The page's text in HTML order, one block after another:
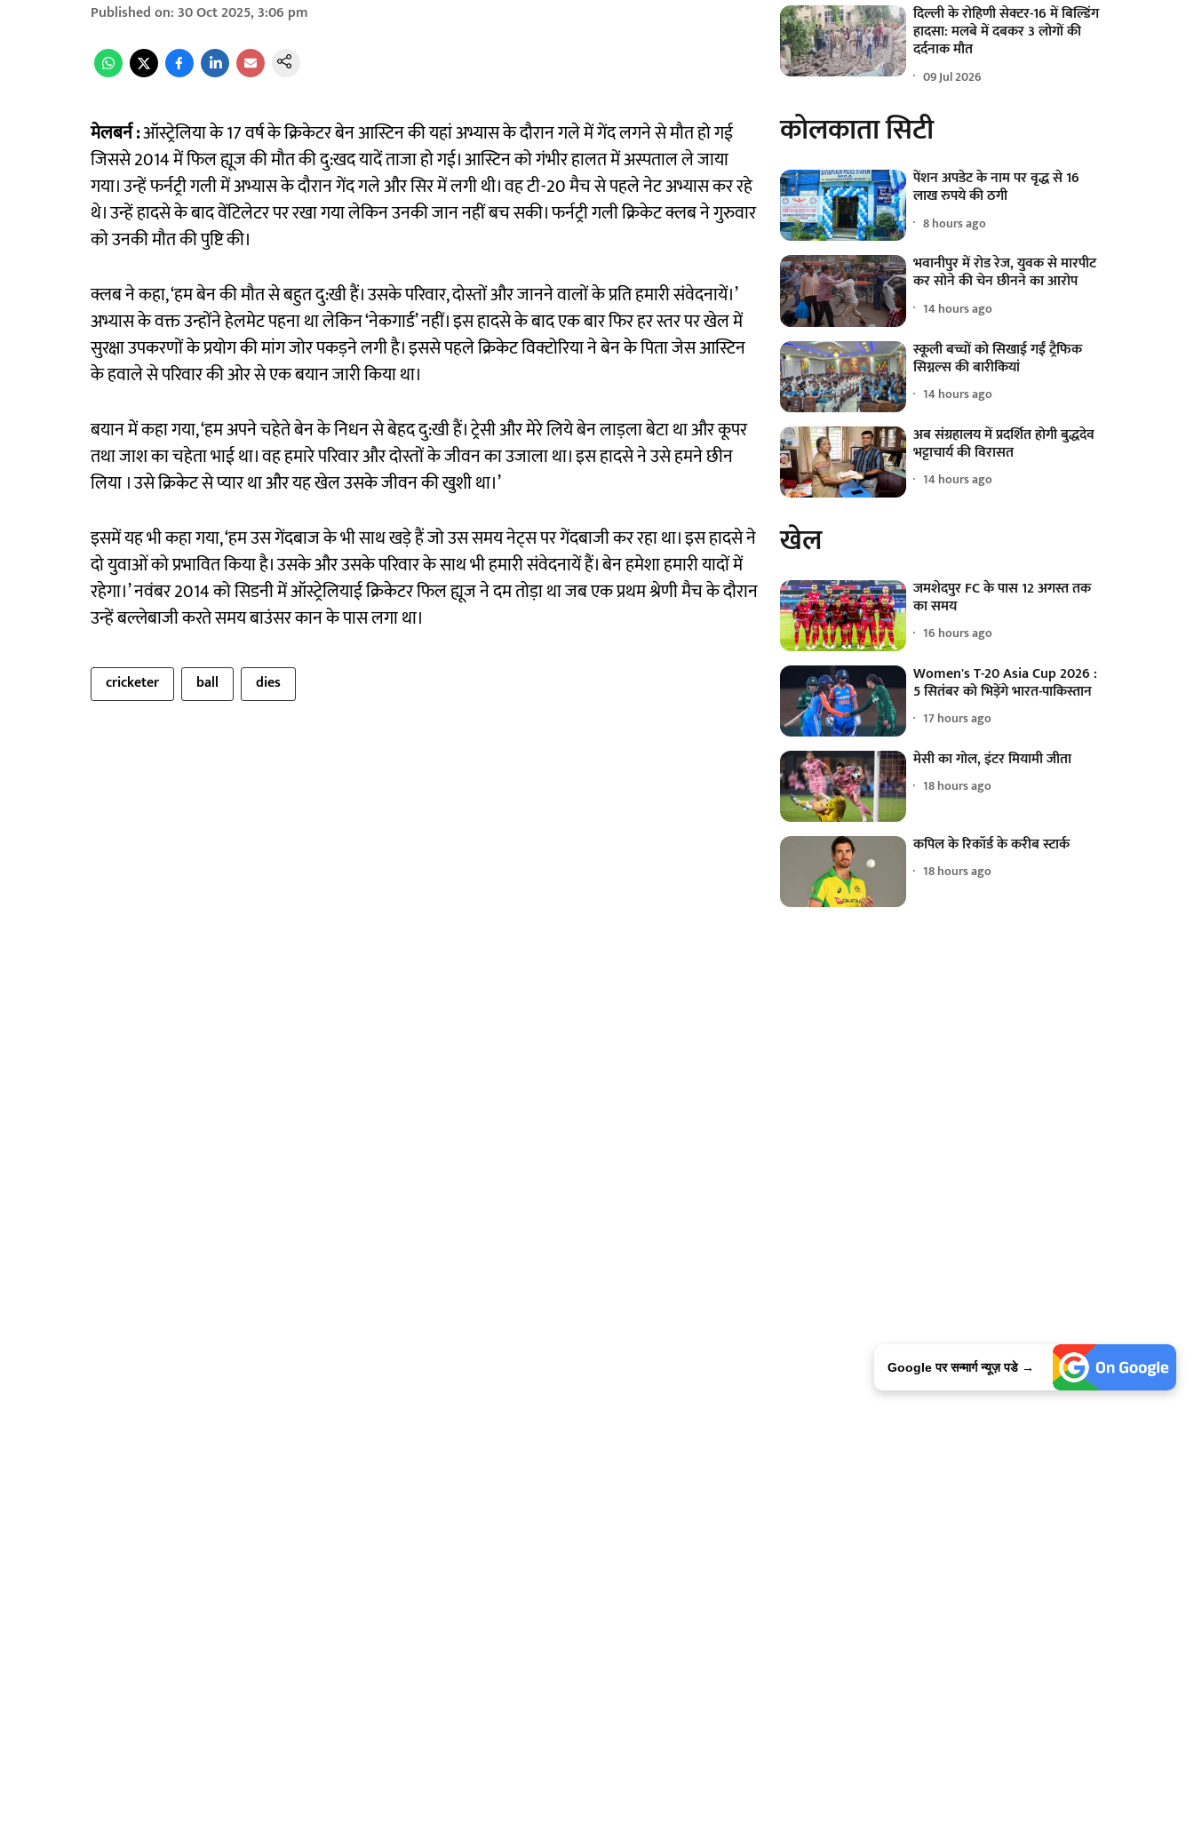
Published on:30 Oct 2025, 3:06 pm
मेलबर्न :ऑस्ट्रेलिया के 17 वर्ष के क्रिकेटर बेन आस्टिन की यहां अभ्यास के दौरान गले में गेंद लगने से मौत हो गई
जिससे 2014 में फिल ह्यूज की मौत की दु:खद यादें ताजा हो गई। आस्टिन को गंभीर हालत में अस्पताल ले जाया
गया। उन्हें फर्नट्री गली में अभ्यास के दौरान गेंद गले और सिर में लगी थी। वह टी-20 मैच से पहले नेट अभ्यास कर रहे
थे। उन्हें हादसे के बाद वेंटिलेटर पर रखा गया लेकिन उनकी जान नहीं बच सकी। फर्नट्री गली क्रिकेट क्लब ने गुरुवार
को उनकी मौत की पुष्टि की।
क्लब ने कहा, ‘हम बेन की मौत से बहुत दु:खी हैं। उसके परिवार, दोस्तों और जानने वालों के प्रति हमारी संवेदनायें।’
अभ्यास के वक्त उन्होंने हेलमेट पहना था लेकिन ‘नेकगार्ड’ नहीं। इस हादसे के बाद एक बार फिर हर स्तर पर खेल में
सुरक्षा उपकरणों के प्रयोग की मांग जोर पकड़ने लगी है। इससे पहले क्रिकेट विक्टोरिया ने बेन के पिता जेस आस्टिन
के हवाले से परिवार की ओर से एक बयान जारी किया था।
बयान में कहा गया, ‘हम अपने चहेते बेन के निधन से बेहद दु:खी हैं। ट्रेसी और मेरे लिये बेन लाड़ला बेटा था और कूपर
तथा जाश का चहेता भाई था। वह हमारे परिवार और दोस्तों के जीवन का उजाला था। इस हादसे ने उसे हमने छीन
लिया । उसे क्रिकेट से प्यार था और यह खेल उसके जीवन की खुशी था।’
इसमें यह भी कहा गया, ‘हम उस गेंदबाज के भी साथ खड़े हैं जो उस समय नेट्स पर गेंदबाजी कर रहा था। इस हादसे ने
दो युवाओं को प्रभावित किया है। उसके और उसके परिवार के साथ भी हमारी संवेदनायें हैं। बेन हमेशा हमारी यादों में
रहेगा।’ नवंबर 2014 को सिडनी में ऑस्ट्रेलियाई क्रिकेटर फिल ह्यूज ने दम तोड़ा था जब एक प्रथम श्रेणी मैच के दौरान
उन्हें बल्लेबाजी करते समय बाउंसर कान के पास लगा था।
cricketer ball dies
दिल्ली के रोहिणी सेक्टर-16 में बिल्डिंग
हादसा: मलबे में दबकर 3 लोगों की
दर्दनाक मौत
09 Jul 2026
कोलकाता सिटी
पेंशन अपडेट के नाम पर वृद्ध से 16
लाख रुपये की ठगी
8 hours ago
भवानीपुर में रोड रेज, युवक से मारपीट
कर सोने की चेन छीनने का आरोप
14 hours ago
स्कूली बच्चों को सिखाई गईं ट्रैफिक
सिग्नल्स की बारीकियां
14 hours ago
अब संग्रहालय में प्रदर्शित होगी बुद्धदेव
भट्टाचार्य की विरासत
14 hours ago
खेल
जमशेदपुर FC के पास 12 अगस्त तक
का समय
16 hours ago
Women's T-20 Asia Cup 2026 :
5 सितंबर को भिड़ेंगे भारत-पाकिस्तान
17 hours ago
मेसी का गोल, इंटर मियामी जीता
18 hours ago
कपिल के रिकॉर्ड के करीब स्टार्क
18 hours ago
Google पर सन्मार्ग न्यूज़ पडे →